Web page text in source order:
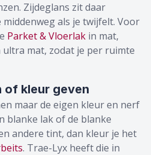
Zijdeglans zit daar
als je twijfelt. Voor
Parket & Vloerlak in mat,
mat, zodat je per ruimte
of kleur geven
maar de eigen kleur en nerf
blanke lak of de blanke
andere tint, dan kleur je het
. Trae-Lyx heeft die in